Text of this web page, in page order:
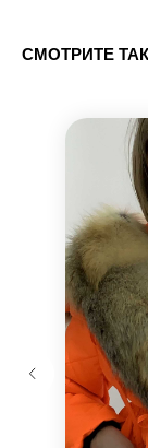
СМОТРИТЕ